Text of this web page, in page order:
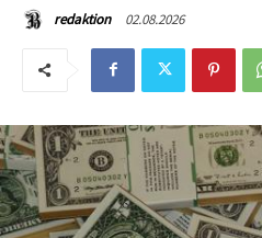
redaktion 02.08.2026